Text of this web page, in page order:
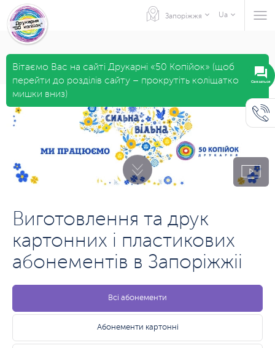
Запоріжжя Ua
Вітаємо Вас на сайті Друкарні «50 Копійок» (щоб
перейти до розділів сайту – прокрутіть коліщатко
мишки вниз)
Виготовлення та друк
картонних і пластикових
абонементів в Запоріжжіі
Всі абонементи
Абонементи картонні
Связаться